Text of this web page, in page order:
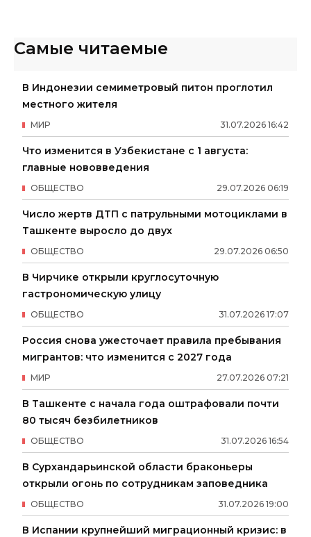
Самые читаемые
В Индонезии семиметровый питон проглотил
местного жителя
31.07.2026 16:42
МИР
Что изменится в Узбекистане с 1 августа:
главные нововведения
29.07.2026 06:19
ОБЩЕСТВО
Число жертв ДТП с патрульными мотоциклами в
Ташкенте выросло до двух
29.07.2026 06:50
ОБЩЕСТВО
В Чирчике открыли круглосуточную
гастрономическую улицу
31.07.2026 17:07
ОБЩЕСТВО
Россия снова ужесточает правила пребывания
мигрантов: что изменится с 2027 года
27.07.2026 07:21
МИР
В Ташкенте с начала года оштрафовали почти
80 тысяч безбилетников
31.07.2026 16:54
ОБЩЕСТВО
В Сурхандарьинской области браконьеры
открыли огонь по сотрудникам заповедника
31.07.2026 19:00
ОБЩЕСТВО
В Испании крупнейший миграционный кризис: в